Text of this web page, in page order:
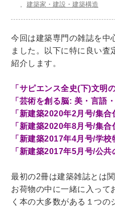
経済書・経営書・ビジネ
ビジネス書
マーケテ
マネジメント・人材管理
経済学・経済事情
金融・ファイナンス・投資
アート・建築・デザイン
書道
インテリアデザ
他建築・芸術
住宅建
建築家・建設・建築構造
楽譜・スコア・音楽書
建築家・建設・建築構造
今回は建築専門の雑誌を中
ました。以下に特に良い査
紹介します。
「サピエンス全史(下)文明
「芸術を創る脳: 美・言語
「新建築2020年2月号/集合
「新建築2020年8月号/集合
「新建築2017年4月号/学校
「新建築2017年5月号/公共
最初の2冊は建築雑誌とは
お荷物の中に一緒に入って
く本の大多数がある１つの